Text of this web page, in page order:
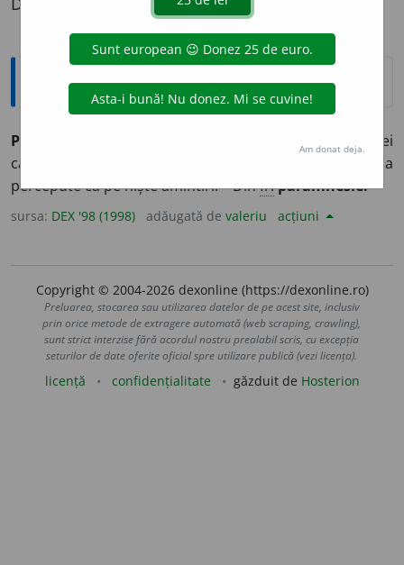
Explicative DEX
PARAMNEZ
Tulburare a memoriei
care constă în interpretarea unor realități abia
percepute ca pe niște amintiri. – Dinfr.paramnésie.
sursa: DEX '98 (1998) adăugată de valeriu acțiuni
Copyright © 2004-2026 dexonline (https://dexonline.ro)
Preluarea, stocarea sau utilizarea datelor de pe acest site, inclusiv
prin orice metode de extragere automată (web scraping, crawling),
sunt strict interzise fără acordul nostru prealabil scris, cu excepția
seturilor de date oferite oficial spre utilizare publică (vezi licența).
licență confidențialitate găzduit de Hosterion
Am donat deja.